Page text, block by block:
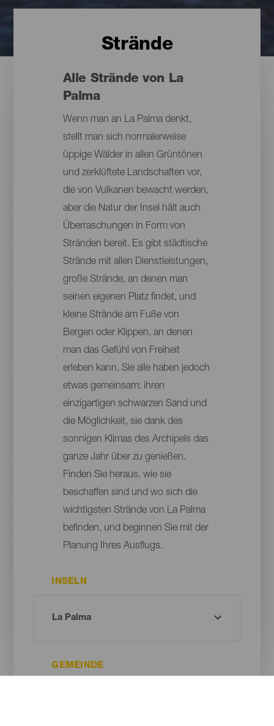
Strände
Alle Strände von La
Palma
Wenn man an La Palma denkt,
stellt man sich normalerweise
üppige Wälder in allen Grüntönen
und zerklüftete Landschaften vor,
die von Vulkanen bewacht werden,
aber die Natur der Insel hält auch
Überraschungen in Form von
Stränden bereit. Es gibt städtische
Strände mit allen Dienstleistungen,
große Strände, an denen man
seinen eigenen Platz findet, und
kleine Strände am Fuße von
Bergen oder Klippen, an denen
man das Gefühl von Freiheit
erleben kann. Sie alle haben jedoch
etwas gemeinsam: ihren
einzigartigen schwarzen Sand und
die Möglichkeit, sie dank des
sonnigen Klimas des Archipels das
ganze Jahr über zu genießen.
Finden Sie heraus, wie sie
beschaffen sind und wo sich die
wichtigsten Strände von La Palma
befinden, und beginnen Sie mit der
Planung Ihres Ausflugs.
INSELN
GEMEINDE